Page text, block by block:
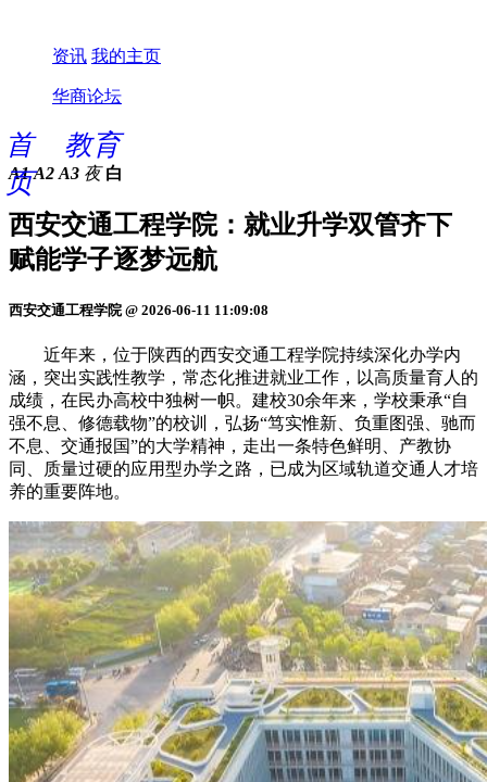
资讯 我的主页
华商论坛
首
页
教育
A1 A2 A3 夜 白
西安交通工程学院：就业升学双管齐下
赋能学子逐梦远航
西安交通工程学院 @ 2026-06-11 11:09:08
近年来，位于陕西的西安交通工程学院持续深化办学内
涵，突出实践性教学，常态化推进就业工作，以高质量育人的
成绩，在民办高校中独树一帜。建校30余年来，学校秉承“自
强不息、修德载物”的校训，弘扬“笃实惟新、负重图强、驰而
不息、交通报国”的大学精神，走出一条特色鲜明、产教协
同、质量过硬的应用型办学之路，已成为区域轨道交通人才培
养的重要阵地。